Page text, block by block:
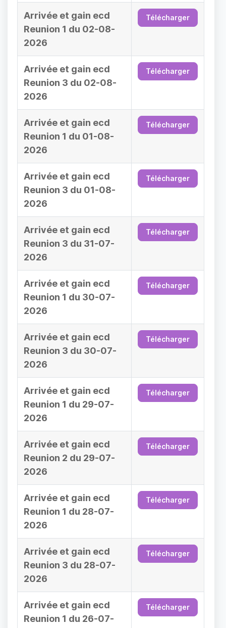
Arrivée et gain ecd
Reunion 1 du 02-08-
2026
Télécharger
Arrivée et gain ecd
Reunion 3 du 02-08-
2026
Télécharger
Arrivée et gain ecd
Reunion 1 du 01-08-
2026
Télécharger
Arrivée et gain ecd
Reunion 3 du 01-08-
2026
Télécharger
Arrivée et gain ecd
Reunion 3 du 31-07-
2026
Télécharger
Arrivée et gain ecd
Reunion 1 du 30-07-
2026
Télécharger
Arrivée et gain ecd
Reunion 3 du 30-07-
2026
Télécharger
Arrivée et gain ecd
Reunion 1 du 29-07-
2026
Télécharger
Arrivée et gain ecd
Reunion 2 du 29-07-
2026
Télécharger
Arrivée et gain ecd
Reunion 1 du 28-07-
2026
Télécharger
Arrivée et gain ecd
Reunion 3 du 28-07-
2026
Télécharger
Arrivée et gain ecd
Reunion 1 du 26-07-
Télécharger